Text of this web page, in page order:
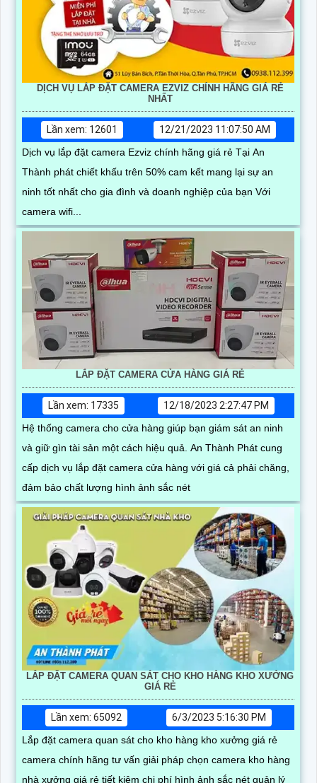
DỊCH VỤ LẮP ĐẶT CAMERA EZVIZ CHÍNH HÃNG GIÁ RẺ
NHẤT
Lần xem: 12601
12/21/2023 11:07:50 AM
Dịch vụ lắp đặt camera Ezviz chính hãng giá rẻ Tại An
Thành phát chiết khấu trên 50% cam kết mang lại sự an
ninh tốt nhất cho gia đình và doanh nghiệp của bạn Với
camera wifi...
LẮP ĐẶT CAMERA CỬA HÀNG GIÁ RẺ
Lần xem: 17335
12/18/2023 2:27:47 PM
Hệ thống camera cho cửa hàng giúp bạn giám sát an ninh
và giữ gìn tài sản một cách hiệu quả. An Thành Phát cung
cấp dịch vụ lắp đặt camera cửa hàng với giá cả phải chăng,
đảm bảo chất lượng hình ảnh sắc nét
LẮP ĐẶT CAMERA QUAN SÁT CHO KHO HÀNG KHO XƯỞNG
GIÁ RẺ
Lần xem: 65092
6/3/2023 5:16:30 PM
Lắp đặt camera quan sát cho kho hàng kho xưởng giá rẻ
camera chính hãng tư vấn giải pháp chọn camera kho hàng
nhà xưởng giá rẻ tiết kiệm chi phí hình ảnh sắc nét quản lý